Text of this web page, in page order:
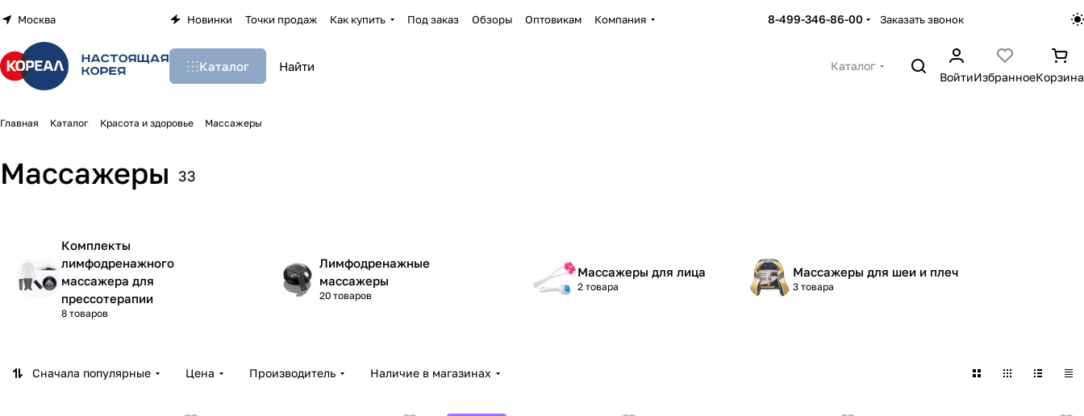
Москва Новинки Точки продаж Как купить Под заказ Обзоры Оптовикам Компания 8-499-346-86-00 Заказать звонок
Каталог
Каталог
ВойтиИзбранноеКорзина
Главная Каталог Красота и здоровье Массажеры
Массажеры 33
Комплекты
лимфодренажного
массажера для
прессотерапии
8 товаров
Лимфодренажные
массажеры
20 товаров
Массажеры для лица
2 товара
Массажеры для шеи и плеч
3 товара
Сначала популярные Цена Производитель Наличие в магазинах